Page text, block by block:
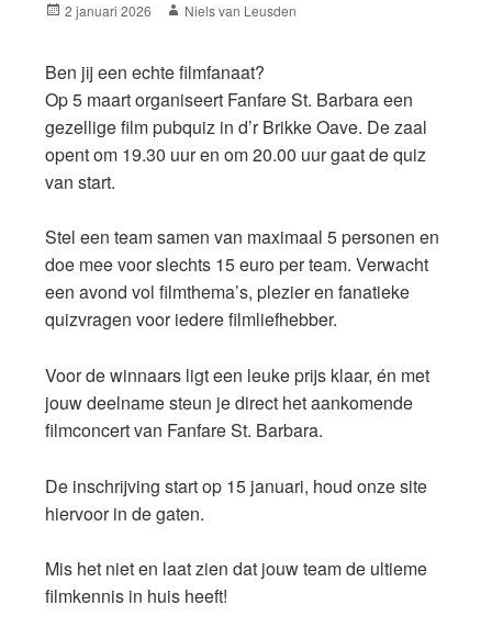
Posted
2 januari 2026 Author
Niels van Leusden
Ben jij een echte filmfanaat?
Op 5 maart organiseert Fanfare St. Barbara een
gezellige film pubquiz in d’r Brikke Oave. De zaal
opent om 19.30 uur en om 20.00 uur gaat de quiz
van start.
Stel een team samen van maximaal 5 personen en
doe mee voor slechts 15 euro per team. Verwacht
een avond vol filmthema’s, plezier en fanatieke
quizvragen voor iedere filmliefhebber.
Voor de winnaars ligt een leuke prijs klaar, én met
jouw deelname steun je direct het aankomende
filmconcert van Fanfare St. Barbara.
De inschrijving start op 15 januari, houd onze site
hiervoor in de gaten.
Mis het niet en laat zien dat jouw team de ultieme
filmkennis in huis heeft!